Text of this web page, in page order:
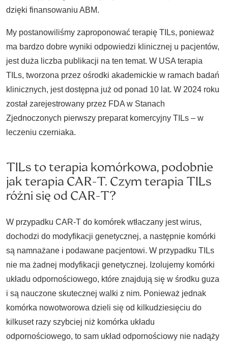
dzięki finansowaniu ABM.
My postanowiliśmy zaproponować terapię TILs, ponieważ
ma bardzo dobre wyniki odpowiedzi klinicznej u pacjentów,
jest duża liczba publikacji na ten temat. W USA terapia
TILs, tworzona przez ośrodki akademickie w ramach badań
klinicznych, jest dostępna już od ponad 10 lat. W 2024 roku
został zarejestrowany przez FDA w Stanach
Zjednoczonych pierwszy preparat komercyjny TILs – w
leczeniu czerniaka.
TILs to terapia komórkowa, podobnie
jak terapia CAR-T. Czym terapia TILs
różni się od CAR-T?
W przypadku CAR-T do komórek wtłaczany jest wirus,
dochodzi do modyfikacji genetycznej, a następnie komórki
są namnażane i podawane pacjentowi. W przypadku TILs
nie ma żadnej modyfikacji genetycznej. Izolujemy komórki
układu odpornościowego, które znajdują się w środku guza
i są nauczone skutecznej walki z nim. Ponieważ jednak
komórka nowotworowa dzieli się od kilkudziesięciu do
kilkuset razy szybciej niż komórka układu
odpornościowego, to sam układ odpornościowy nie nadąży